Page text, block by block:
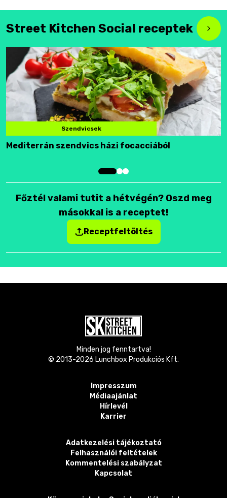
Street Kitchen Social receptek
Szendvicsek
Mediterrán szendvics házi focacciából
Főztél valami tutit a hétvégén? Oszd meg
másokkal is a receptet!
Receptfeltöltés
Minden jog fenntartva!
© 2013-2026 Lunchbox Produkciós Kft.
Impresszum
Médiaajánlat
Hírlevél
Karrier
Adatkezelési tájékoztató
Felhasználói feltételek
Kommentelési szabályzat
Kapcsolat